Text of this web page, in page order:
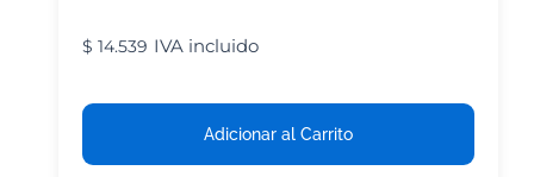
$ 14.539 IVA incluido
Adicionar al Carrito